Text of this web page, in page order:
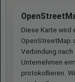
Diese Karte wird
Verbindung
Unternehmen
protokollieren.